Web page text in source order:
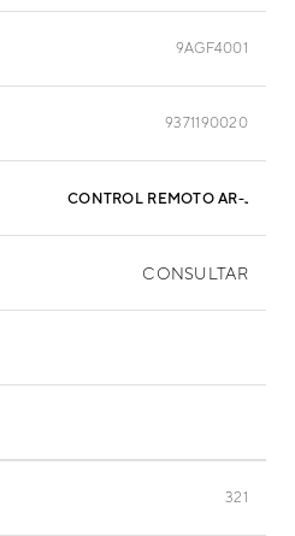
9AGF4001
9371190020
CONSULTAR
321